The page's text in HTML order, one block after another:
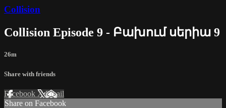
Collision
Collision Episode 9 - Բախում սերիա 9
26m
Share with friends
Facebook XEmail
Share on Facebook